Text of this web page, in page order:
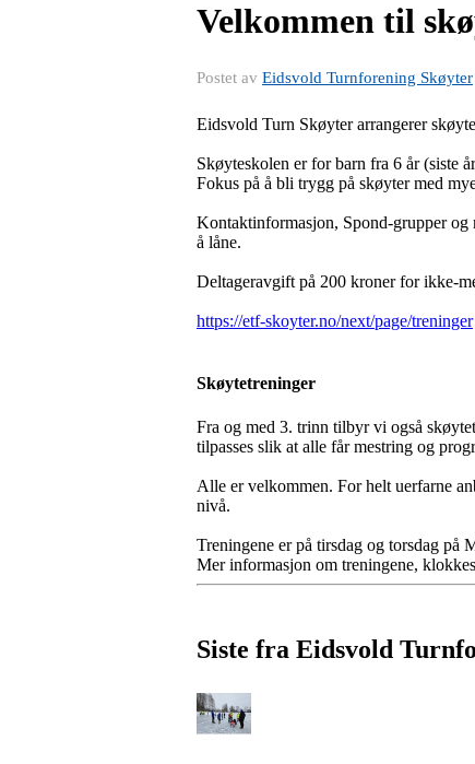
Velkommen til
Postet av Eidsvold Turnforening Skøyter
Eidsvold Turn Skøyter arrangerer
Skøyteskolen er for barn fra 6 år (siste
Fokus på å bli trygg på skøyter med
Kontaktinformasjon, Spond-grupper
å låne.
Deltageravgift på 200 kroner for ikke-
https://etf-skoyter.no/next/page/treninger
Skøytetreninger
Fra og med 3. trinn tilbyr vi også
tilpasses slik at alle får mestring og
Alle er velkommen. For helt uerfarne
nivå.
Treningene er på tirsdag og torsdag på
Mer informasjon om treningene,
Siste fra Eidsvold